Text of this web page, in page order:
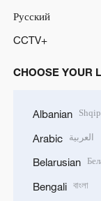
Русский
CCTV+
CHOOSE YOUR
Albanian Shqip
Arabic العربية
Belarusian
Bengali বাংলা